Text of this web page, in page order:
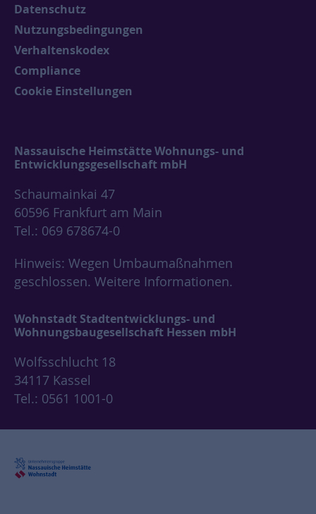
Datenschutz
Nutzungsbedingungen
Verhaltenskodex
Compliance
Cookie Einstellungen
Nassauische Heimstätte Wohnungs- und
Entwicklungsgesellschaft mbH
Schaumainkai 47
60596 Frankfurt am Main
Tel.: 069 678674-0
Hinweis: Wegen Umbaumaßnahmen
geschlossen. Weitere Informationen.
Wohnstadt Stadtentwicklungs- und
Wohnungsbaugesellschaft Hessen mbH
Wolfsschlucht 18
34117 Kassel
Tel.: 0561 1001-0